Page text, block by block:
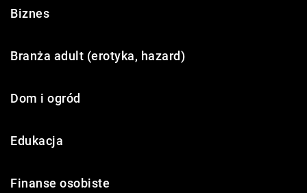
Biznes
Branża adult (erotyka, hazard)
Dom i ogród
Edukacja
Finanse osobiste